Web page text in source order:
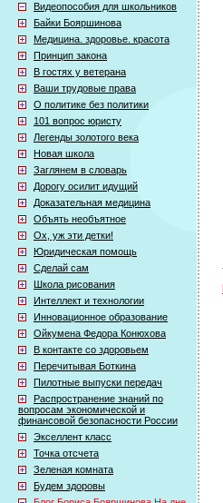
Видеопособия для школьников
Байки Бояршинова
Медицина. здоровье. красота
Принцип закона
В гостях у ветерана
Ваши трудовые права
О политике без политики
101 вопрос юристу
Легенды золотого века
Новая школа
Заглянем в словарь
Дорогу осилит идущий
Доказательная медицина
Объять необъятное
Ох, уж эти детки!
Юридическая помощь
Сделай сам
Школа рисования
Интеллект и технологии
Инновационное образование
Ойкумена Федора Конюхова
В контакте со здоровьем
Перечитывая Боткина
Пилотные выпуски передач
Распространение знаний по
вопросам экономической и
финансовой безопасности России
Экселлент класс
Точка отсчета
Зеленая комната
Будем здоровы